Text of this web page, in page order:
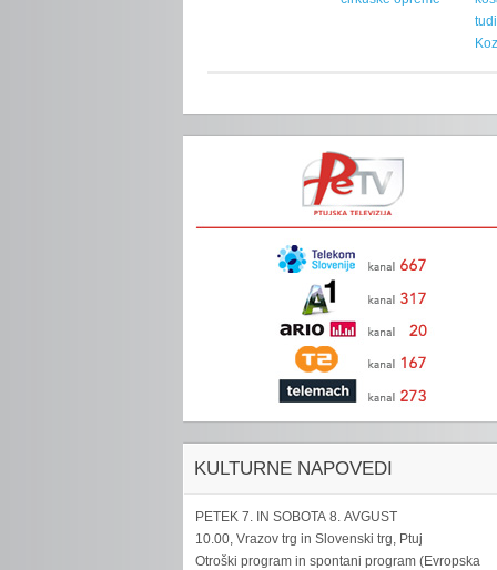
KULTURNE NAPOVEDI
PETEK 7. IN SOBOTA 8. AVGUST
10.00, Vrazov trg in Slovenski trg, Ptuj
Otroški program in spontani program (Evropska